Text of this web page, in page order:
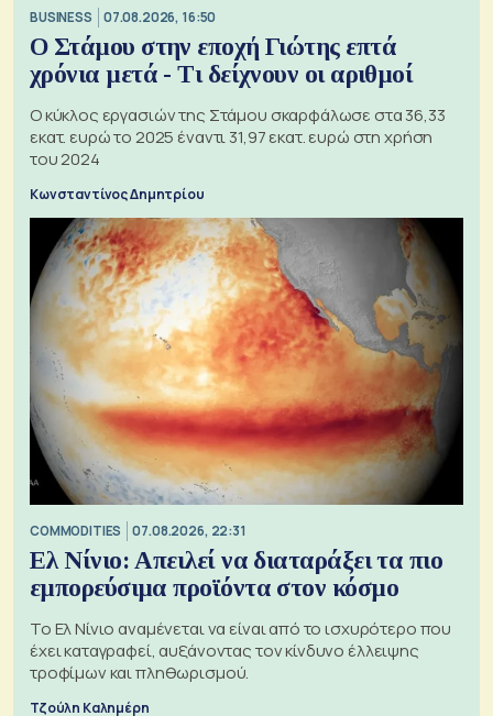
BUSINESS 07.08.2026, 16:50
Ο Στάμου στην εποχή Γιώτης επτά
χρόνια μετά - Τι δείχνουν οι αριθμοί
Ο κύκλος εργασιών της Στάμου σκαρφάλωσε στα 36,33
εκατ. ευρώ το 2025 έναντι 31,97 εκατ. ευρώ στη χρήση
του 2024
Κωνσταντίνος Δημητρίου
COMMODITIES 07.08.2026, 22:31
Ελ Νίνιο: Απειλεί να διαταράξει τα πιο
εμπορεύσιμα προϊόντα στον κόσμο
Το Ελ Νίνιο αναμένεται να είναι από το ισχυρότερο που
έχει καταγραφεί, αυξάνοντας τον κίνδυνο έλλειψης
τροφίμων και πληθωρισμού.
Τζούλη Καλημέρη